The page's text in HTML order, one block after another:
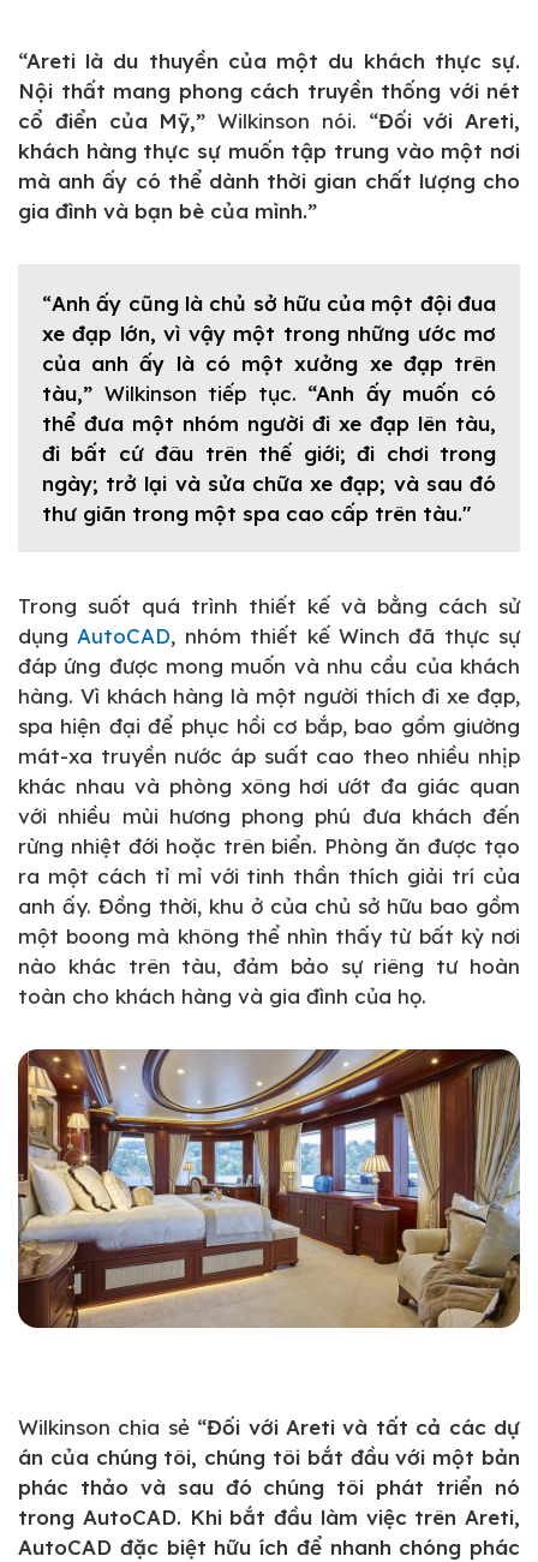
“Areti là du thuyền của một du khách thực sự.
Nội thất mang phong cách truyền thống với nét
cổ điển của Mỹ,” Wilkinson nói. “Đối với Areti,
khách hàng thực sự muốn tập trung vào một nơi
mà anh ấy có thể dành thời gian chất lượng cho
gia đình và bạn bè của mình.”
“Anh ấy cũng là chủ sở hữu của một đội đua
xe đạp lớn, vì vậy một trong những ước mơ
của anh ấy là có một xưởng xe đạp trên
tàu,” Wilkinson tiếp tục. “Anh ấy muốn có
thể đưa một nhóm người đi xe đạp lên tàu,
đi bất cứ đâu trên thế giới; đi chơi trong
ngày; trở lại và sửa chữa xe đạp; và sau đó
thư giãn trong một spa cao cấp trên tàu."
Trong suốt quá trình thiết kế và bằng cách sử
dụngAutoCAD, nhóm thiết kế Winch đã thực sự
đáp ứng được mong muốn và nhu cầu của khách
hàng. Vì khách hàng là một người thích đi xe đạp,
spa hiện đại để phục hồi cơ bắp, bao gồm giường
mát-xa truyền nước áp suất cao theo nhiều nhịp
khác nhau và phòng xông hơi ướt đa giác quan
với nhiều mùi hương phong phú đưa khách đến
rừng nhiệt đới hoặc trên biển. Phòng ăn được tạo
ra một cách tỉ mỉ với tinh thần thích giải trí của
anh ấy. Đồng thời, khu ở của chủ sở hữu bao gồm
một boong mà không thể nhìn thấy từ bất kỳ nơi
nào khác trên tàu, đảm bảo sự riêng tư hoàn
toàn cho khách hàng và gia đình của họ.
Wilkinson chia sẻ“Đối với Areti và tất cả các dự
án của chúng tôi, chúng tôi bắt đầu với một bản
phác thảo và sau đó chúng tôi phát triển nó
trong AutoCAD. Khi bắt đầu làm việc trên Areti,
AutoCAD đặc biệt hữu ích để nhanh chóng phác